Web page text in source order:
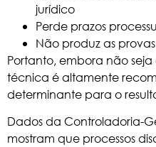
jurídico
Perde prazos
Não produz as
Portanto, embora não
técnica é altamente
determinante para o
Dados da Controladoria-
mostram que processos